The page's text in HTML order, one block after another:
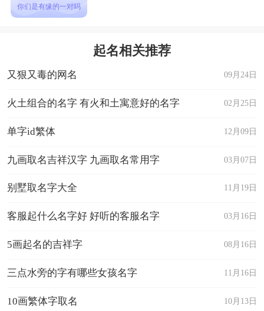
你们是有缘的一对吗
起名相关推荐
09月24日
又狠又毒的网名
02月25日
火土组合的名字 有火和土寓意好的名字
12月09日
单字id繁体
03月07日
九画取名吉祥汉字 九画取名常用字
11月19日
别墅取名字大全
03月16日
客服起什么名字好 好听的客服名字
08月16日
5画起名的吉祥字
11月16日
三点水旁的字有哪些女孩名字
10月13日
10画繁体字取名